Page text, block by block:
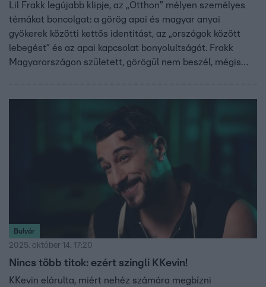
Lil Frakk legújabb klipje, az „Otthon” mélyen személyes
témákat boncolgat: a görög apai és magyar anyai
gyökerek közötti kettős identitást, az „országok között
lebegést” és az apai kapcsolat bonyolultságát. Frakk
Magyarországon született, görögül nem beszél, mégis
műsorvezetőjeként is bizonyított Miller Dávid oldalán,
energikus stílusát a szakma és a közönség egyaránt
díjazta. Pénteken egy kislemez is megjelent a szám
mellett, ami újabb csatornákat nyitott meg a dalszerzői
Bulvár
2025. október 14. 17:20
Nincs több titok: ezért szingli KKevin!
KKevin elárulta, miért nehéz számára megbízni